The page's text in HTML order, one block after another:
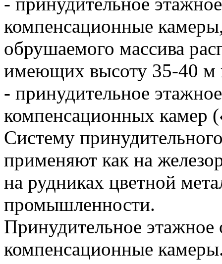
компенсационные
обрушаемого массива
имеющих высоту 35-40
- принудительное
компенсационных камер
Систему
применяют как на
на рудниках цветной
промышленности.
Принудительное
компенсационные